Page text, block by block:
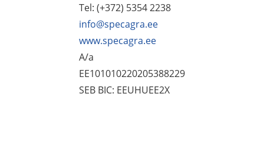
Tel: (+372) 5354 2238
info@specagra.ee
www.specagra.ee
A/a
EE101010220205388229
SEB BIC: EEUHUEE2X